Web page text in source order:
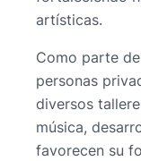
artísticas.
Como parte
personas
diversos
música,
favorecen su